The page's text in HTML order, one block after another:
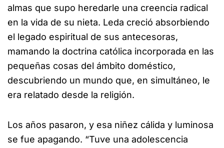
almas que supo heredarle una creencia radical
en la vida de su nieta. Leda creció absorbiendo
el legado espiritual de sus antecesoras,
mamando la doctrina católica incorporada en las
pequeñas cosas del ámbito doméstico,
descubriendo un mundo que, en simultáneo, le
era relatado desde la religión.
Los años pasaron, y esa niñez cálida y luminosa
se fue apagando. “Tuve una adolescencia